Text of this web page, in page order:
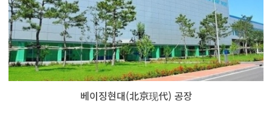
베이징현대(北京现代) 공장